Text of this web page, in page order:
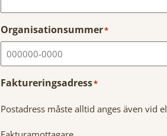
Organisationsummer*
Faktureringsadress*
Postadress måste alltid anges även vid